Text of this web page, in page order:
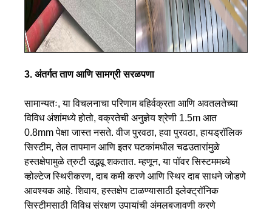
3. अंतर्गत ताण आणि सामग्री सरळपणा
सामान्यतः, या विचलनाचा परिणाम बहिर्वक्रता आणि अवतलतेच्या
विविध अंशांमध्ये होतो, वक्रतेची अनुज्ञेय श्रेणी 1.5m आत
0.8mm पेक्षा जास्त नसते. वीज पुरवठा, हवा पुरवठा, हायड्रॉलिक
सिस्टीम, तेल तापमान आणि इतर घटकांमधील चढउतारांमुळे
हस्तक्षेपामुळे त्रुटी उद्भवू शकतात. म्हणून, या पॉवर सिस्टममध्ये
व्होल्टेज स्थिरीकरण, दाब कमी करणे आणि स्थिर दाब साधने जोडणे
आवश्यक आहे. शिवाय, हस्तक्षेप टाळण्यासाठी इलेक्ट्रॉनिक
सिस्टीमसाठी विविध संरक्षण उपायांची अंमलबजावणी करणे